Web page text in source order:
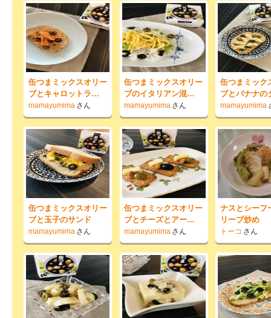
缶つまミックスオリー
ブとキャロットラ…
mamayumima さん
缶つまミックスオリー
ブのイタリアン混…
mamayumima さん
缶つまミック
ブとバナナ
mamayumima
缶つまミックスオリー
ブと玉子のサンド
mamayumima さん
缶つまミックスオリー
ブとチーズとアー…
mamayumima さん
ナスとシーフ
リーブ炒め
トーコ さん